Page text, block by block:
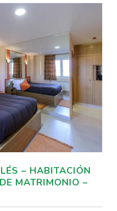
– HABITACIÓN
MATRIMONIO –